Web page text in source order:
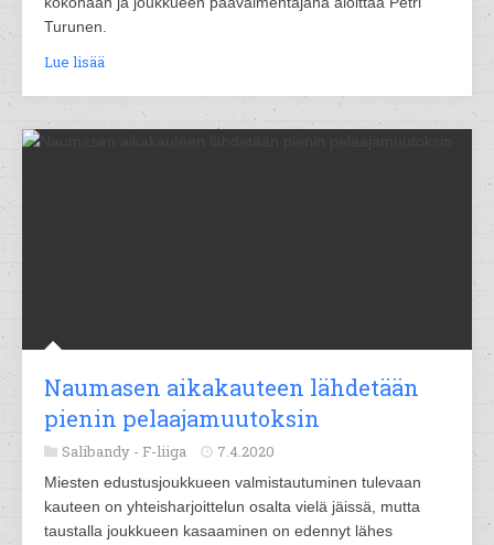
Turunen.
Lue lisää
Naumasen aikakauteen lähdetään
pienin pelaajamuutoksin
Salibandy - F-liiga 7.4.2020
Miesten edustusjoukkueen valmistautuminen tulevaan
kauteen on yhteisharjoittelun osalta vielä jäissä, mutta
taustalla joukkueen kasaaminen on edennyt lähes